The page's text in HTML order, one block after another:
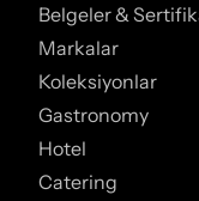
Belgeler &
Markalar
Koleksiyonlar
Gastronomy
Hotel
Catering